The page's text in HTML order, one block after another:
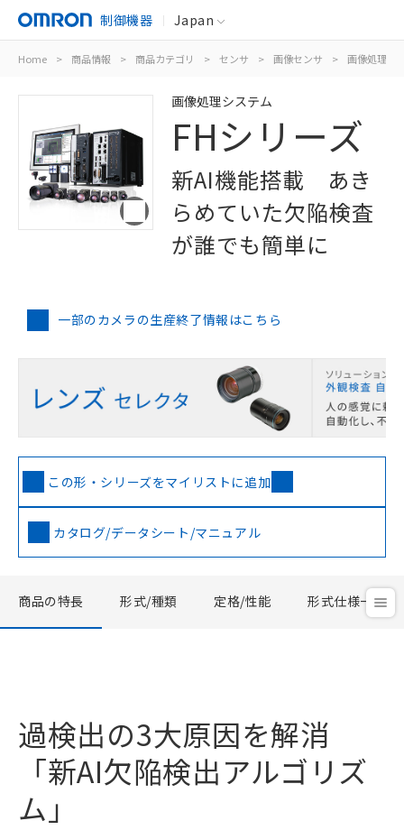
制御機器 Japan
Home > 商品情報 > 商品カテゴリ > センサ > 画像センサ > 画像処理シ
画像処理システム
FHシリーズ
新AI機能搭載 あき
らめていた欠陥検査
が誰でも簡単に
一部のカメラの生産終了情報はこちら
この形・シリーズをマイリストに追加
カタログ/データシート/マニュアル
商品の特長 形式/種類 定格/性能 形式仕様一覧
過検出の3大原因を解消
「新AI欠陥検出アルゴリズ
ム」